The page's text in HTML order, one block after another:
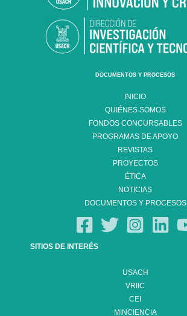
DOCUMENTOS Y PROCESOS
INICIO
QUIÉNES SOMOS
FONDOS CONCURSABLES
PROGRAMAS DE APOYO
REVISTAS
PROYECTOS
ÉTICA
NOTICIAS
DOCUMENTOS Y PROCESOS
SITIOS DE INTERÉS
USACH
VRIIC
CEI
MINCIENCIA